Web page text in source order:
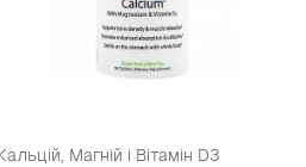
Магній і Вітамін D3